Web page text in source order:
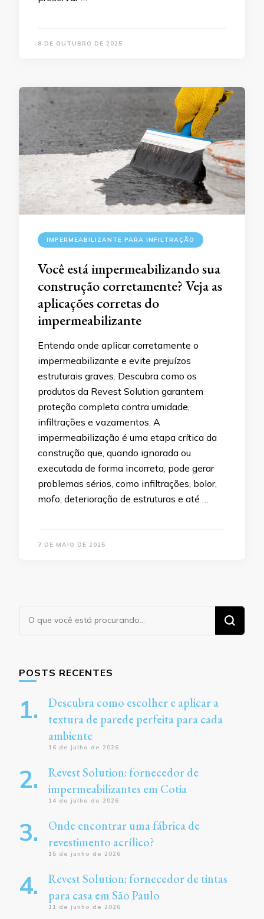
8 DE OUTUBRO DE 2025
IMPERMEABILIZANTE PARA INFILTRAÇÃO
Você está impermeabilizando sua
construção corretamente? Veja as
aplicações corretas do
impermeabilizante
Entenda onde aplicar corretamente o
impermeabilizante e evite prejuízos
estruturais graves. Descubra como os
produtos da Revest Solution garantem
proteção completa contra umidade,
infiltrações e vazamentos. A
impermeabilização é uma etapa crítica da
construção que, quando ignorada ou
executada de forma incorreta, pode gerar
problemas sérios, como infiltrações, bolor,
mofo, deterioração de estruturas e até …
7 DE MAIO DE 2025
Procurando
algo?
POSTS RECENTES
Descubra como escolher e aplicar a
textura de parede perfeita para cada
ambiente
16 de julho de 2026
Revest Solution: fornecedor de
impermeabilizantes em Cotia
14 de julho de 2026
Onde encontrar uma fábrica de
revestimento acrílico?
15 de junho de 2026
Revest Solution: fornecedor de tintas
para casa em São Paulo
11 de junho de 2026